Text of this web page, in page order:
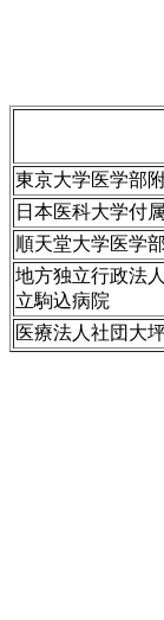
東京大学医学部
日本医科大学付
順天堂大学医学
地方独立行政法
立駒込病院
医療法人社団大